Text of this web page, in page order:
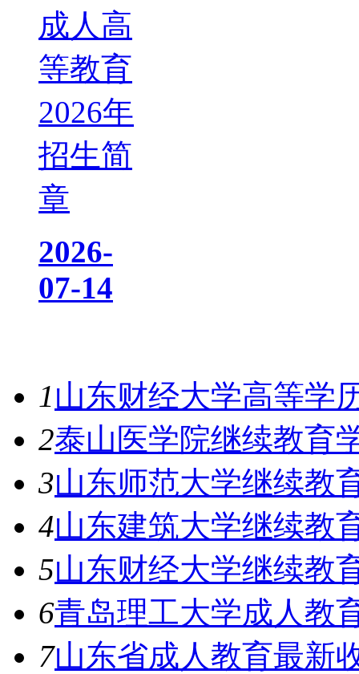
成人高
等教育
2026年
招生简
章
2026-
07-14
1山东财经大学高等学
2泰山医学院继续教育
3山东师范大学继续教
4山东建筑大学继续教
5山东财经大学继续教
6青岛理工大学成人教
7山东省成人教育最新